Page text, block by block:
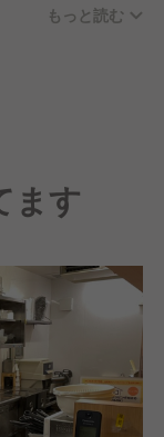
んな賑やかメン
整備するべ
！
もっと読む
ます